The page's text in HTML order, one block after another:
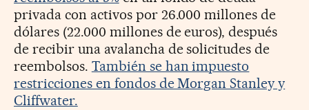
privada con activos por 26.000 millones de
dólares (22.000 millones de euros), después
de recibir una avalancha de solicitudes de
reembolsos. También se han impuesto
restricciones en fondos de Morgan Stanley y
Cliffwater.